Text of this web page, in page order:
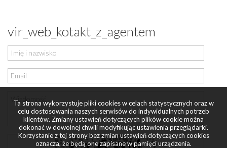
vir_web_kotakt_z_agentem
Ta strona wykorzystuje pliki cookies w celach statystycznych oraz w
celu dostosowania naszych serwisów do indywidualnych potrzeb
klientów. Zmiany ustawień dotyczących plików cookie można
dokonać w dowolnej chwili modyfikując ustawienia przeglądarki.
Korzystanie z tej strony bez zmian ustawień dotyczących cookies
oznacza, że będą one zapisane w pamięci urządzenia.